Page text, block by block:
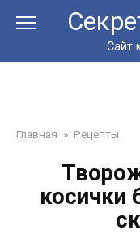
Сайт
Главная » Рецепты
косички